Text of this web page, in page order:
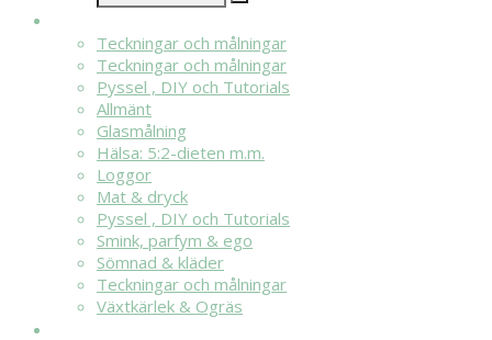
Teckningar och målningar
Teckningar och målningar
Pyssel , DIY och Tutorials
Allmänt
Glasmålning
Hälsa: 5:2-dieten m.m.
Loggor
Mat & dryck
Pyssel , DIY och Tutorials
Smink, parfym & ego
Sömnad & kläder
Teckningar och målningar
Växtkärlek & Ogräs